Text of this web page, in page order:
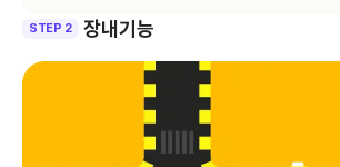
STEP 2 장내기능